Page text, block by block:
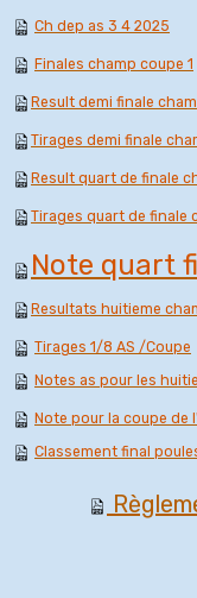
Ch dep as 3 4 2025
Finales champ coupe 1
Result demi finale
Tirages demi finale
Result quart de finale
Tirages quart de finale
Note quart
Resultats huitieme
Tirages 1/8 AS /Coupe
Notes as pour les
Note pour la coupe de
Classement final